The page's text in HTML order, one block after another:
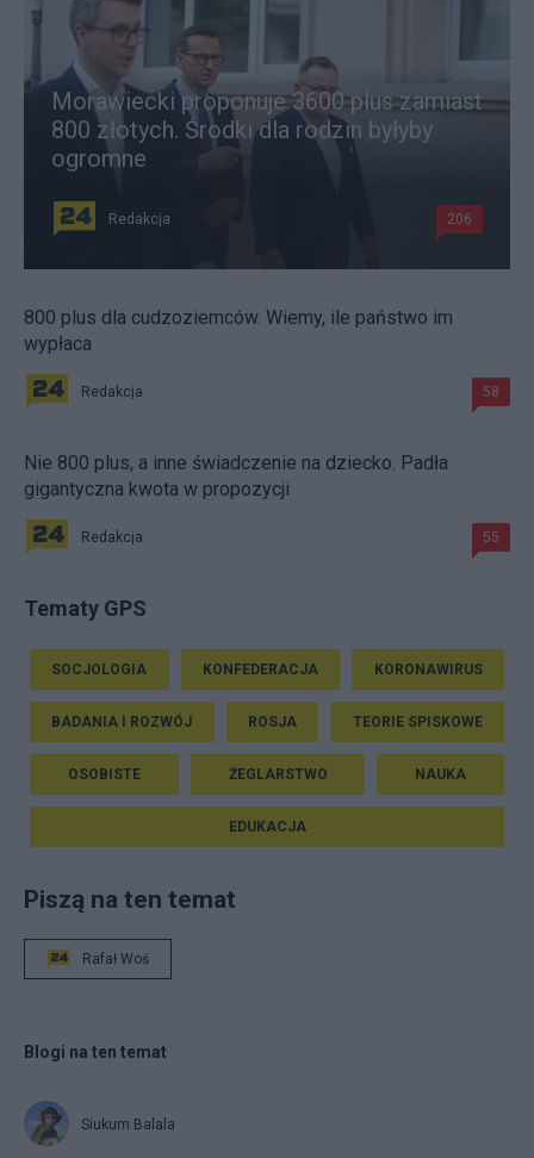
Morawiecki proponuje 3600 plus zamiast
800 złotych. Środki dla rodzin byłyby
ogromne
Redakcja 206
800 plus dla cudzoziemców. Wiemy, ile państwo im
wypłaca
Redakcja 58
Nie 800 plus, a inne świadczenie na dziecko. Padła
gigantyczna kwota w propozycji
Redakcja 55
Tematy GPS
SOCJOLOGIA KONFEDERACJA KORONAWIRUS
BADANIA I ROZWÓJ ROSJA TEORIE SPISKOWE
OSOBISTE ŻEGLARSTWO NAUKA
EDUKACJA
Piszą na ten temat
Rafał Woś
Blogi na ten temat
Siukum Balala